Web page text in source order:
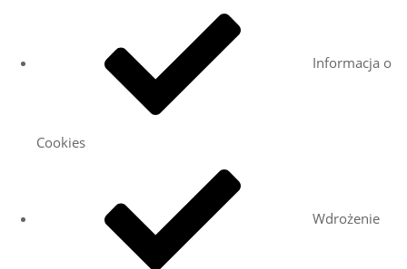
Informacja o
Cookies
Wdrożenie